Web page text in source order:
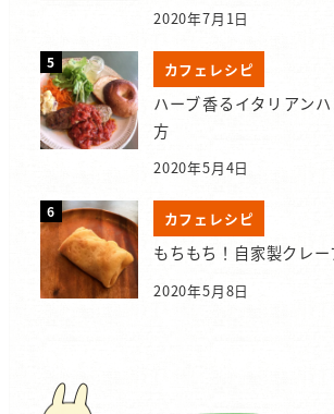
2020年7月1日
カフェレシピ
ハーブ香るイタリアン
方
2020年5月4日
カフェレシピ
もちもち！自家製クレ
2020年5月8日